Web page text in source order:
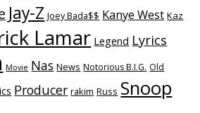
Jay-Z Joey Bada$$ Kanye West Kaz
Lamar Legend Lyrics
Movie Nas News Notorious B.I.G. Old
Producer rakim Russ Snoop